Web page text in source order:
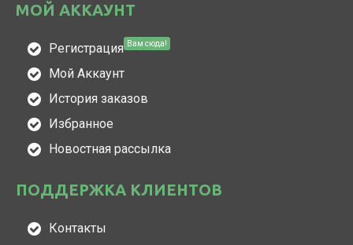
МОЙ АККАУНТ
Регистрация Вам сюда!
Мой Аккаунт
История заказов
Избранное
Новостная рассылка
ПОДДЕРЖКА КЛИЕНТОВ
Контакты